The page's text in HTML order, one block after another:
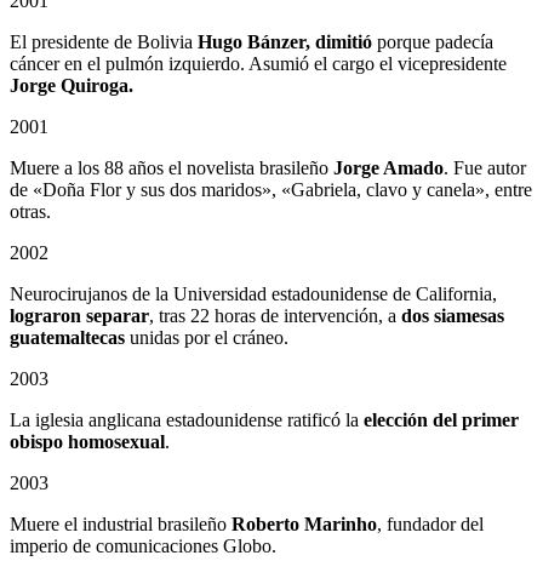
El presidente de Bolivia Hugo Bánzer, dimitió porque padecía
cáncer en el pulmón izquierdo. Asumió el cargo el vicepresidente
Jorge Quiroga.
2001
Muere a los 88 años el novelista brasileño Jorge Amado. Fue autor
de «Doña Flor y sus dos maridos», «Gabriela, clavo y canela», entre
otras.
2002
Neurocirujanos de la Universidad estadounidense de California,
lograron separar, tras 22 horas de intervención, a dos siamesas
guatemaltecas unidas por el cráneo.
2003
La iglesia anglicana estadounidense ratificó la elección del primer
obispo homosexual.
2003
Muere el industrial brasileño Roberto Marinho, fundador del
imperio de comunicaciones Globo.